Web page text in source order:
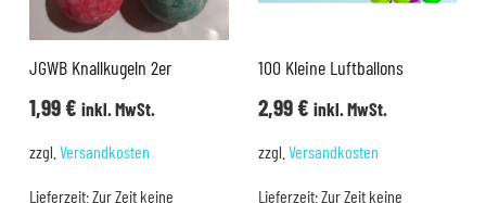
JGWB Knallkugeln 2er
1,99€ inkl. MwSt.
zzgl. Versandkosten
Lieferzeit:Zur Zeit keine
100 Kleine Luftballons
2,99€ inkl. MwSt.
zzgl. Versandkosten
Lieferzeit:Zur Zeit keine